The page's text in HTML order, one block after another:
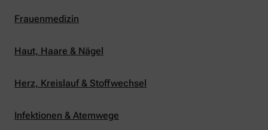
Frauenmedizin
Haut, Haare & Nägel
Herz, Kreislauf & Stoffwechsel
Infektionen & Atemwege